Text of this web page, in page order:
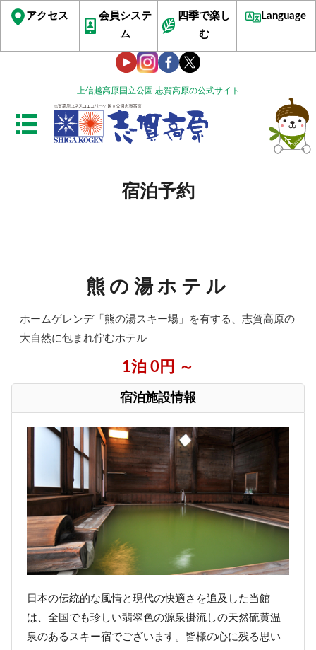
上信越高原国立公園 志賀高原の公式サイト
アクセス
会員システ
ム
四季で楽し
む
Language
宿泊予約
熊の湯ホテル
ホームゲレンデ「熊の湯スキー場」を有する、志賀高原の
大自然に包まれ佇むホテル
1泊 0円 ～
宿泊施設情報
日本の伝統的な風情と現代の快適さを追及した当館
は、全国でも珍しい翡翠色の源泉掛流しの天然硫黄温
泉のあるスキー宿でございます。皆様の心に残る思い